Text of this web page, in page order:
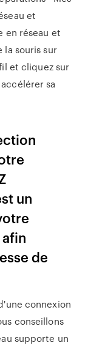
et
en réseau et
souris sur
et cliquez sur
sa
un
de
connexion
conseillons
supporte un